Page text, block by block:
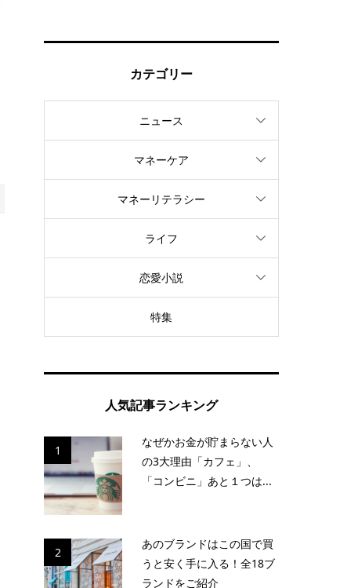
カテゴリー
ニュース
マネーケア
マネーリテラシー
ライフ
恋愛小説
特集
人気記事ランキング
1
なぜかお金が貯まらない人
の3大理由「カフェ」、
「コンビニ」あと１つは...
2
あのブランドはこの国で買
うと安く手に入る！全18ブ
ランドをご紹介